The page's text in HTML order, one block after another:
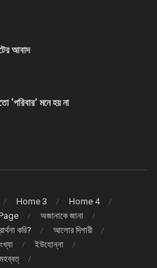
আবাদ
মনে হয় না
Home 3
Home 4
অজানাকে জানা
করি?
আলোর দিশারী
ইউহোন্না